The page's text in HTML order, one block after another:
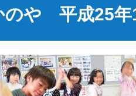
のや 平成25年